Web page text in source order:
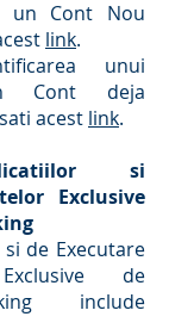
un Cont Nou
link.
unui
Cont deja
acest link.
si
Exclusive
de Executare
de
include